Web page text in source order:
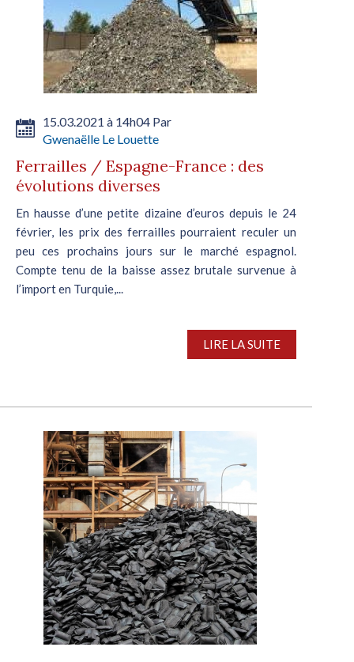
15.03.2021 à 14h04 Par
Gwenaëlle Le Louette
Ferrailles / Espagne-France : des
évolutions diverses
En hausse d’une petite dizaine d’euros depuis le 24
février, les prix des ferrailles pourraient reculer un
peu ces prochains jours sur le marché espagnol.
Compte tenu de la baisse assez brutale survenue à
l’import en Turquie,...
LIRE LA SUITE